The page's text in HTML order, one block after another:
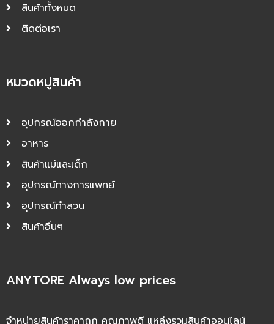
สินค้าทั้งหมด
ติดต่อเรา
หมวดหมู่สินค้า
อุปกรณ์ออกกำลังกาย
อาหาร
สินค้าแม่และเด็ก
อุปกรณ์ทางการแพทย์
อุปกรณ์ทำสวน
สินค้าอื่นๆ
ANYTORE Always low prices